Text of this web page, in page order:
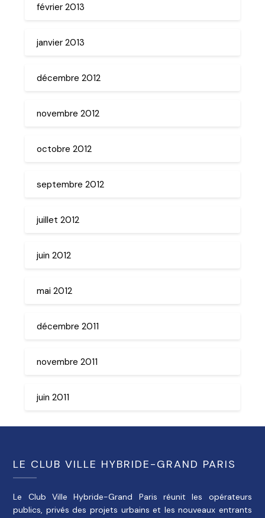
février 2013
janvier 2013
décembre 2012
novembre 2012
octobre 2012
septembre 2012
juillet 2012
juin 2012
mai 2012
décembre 2011
novembre 2011
juin 2011
LE CLUB VILLE HYBRIDE-GRAND PARIS
Le Club Ville Hybride-Grand Paris réunit les opérateurs
publics, privés des projets urbains et les nouveaux entrants